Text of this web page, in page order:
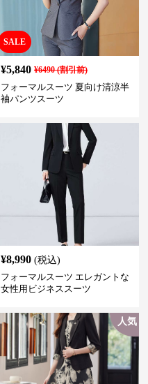
SALE
¥5,840 ¥6490(割引前)
フォーマルスーツ 夏向け清涼半
袖パンツスーツ
¥8,990 (税込)
フォーマルスーツ エレガントな
女性用ビジネススーツ
人気